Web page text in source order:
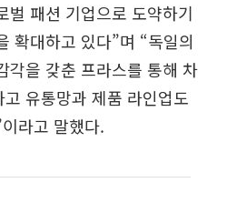
벌 패션 기업으로 도약하기
확대하고 있다”며 “독일의
각을 갖춘 프라스를 통해 차
유통망과 제품 라인업도
라고 말했다.